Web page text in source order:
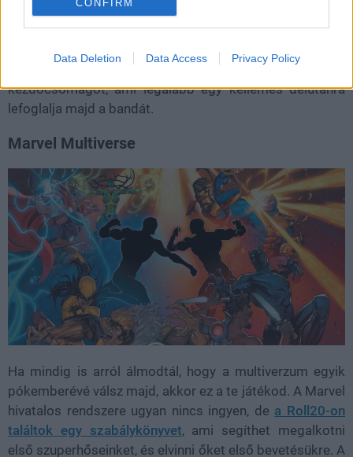
CONFIRM
Data Deletion Data Access Privacy Policy
Akit érdekel az asztali szerepjáték, ami inspirálta a CD
Projekt RED alkotóit, és ami megszülte azt a félőrült
világot, amiben V próbált túlélni, akkor
DriveThruRPG-n szabadon töltheti le mindenki a
kezdőcsomagot, ami legalább egy kellemes délutánra
lefoglalja majd a bandát.
Marvel Multiverse
Ha mindig is arról álmodtál, hogy a multiverzum egyik
pókemberévé válsz majd, akkor ez a te játékod. A Marvel
hivatalos rendszere ugyan nincs ingyen, de a Roll20-on
találtok egy szabálykönyvet, ami segíthet megalkotni
első szuperhőseinket, és elvinni őket első bevetésükre. A